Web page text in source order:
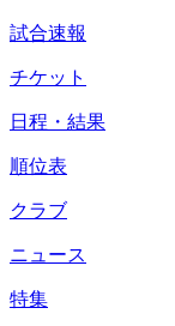
試合速報
チケット
日程・結果
順位表
クラブ
ニュース
特集